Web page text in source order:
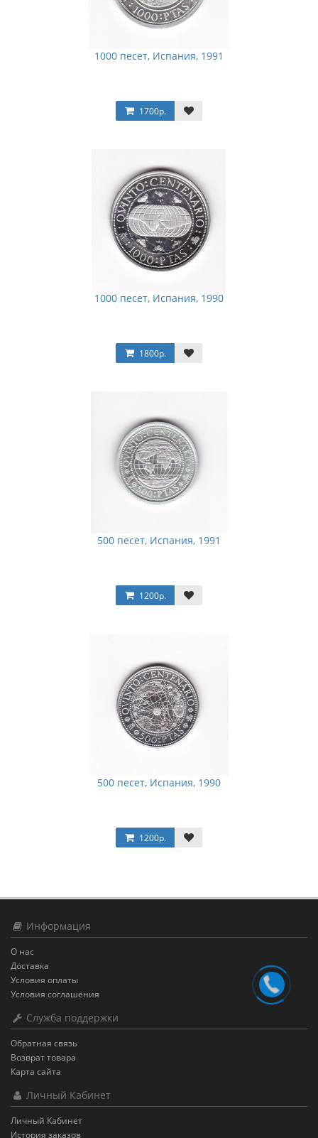
1000 песет, Испания, 1991
1700р.
1000 песет, Испания, 1990
1800р.
500 песет, Испания, 1991
1200р.
500 песет, Испания, 1990
1200р.
Информация
О нас
Доставка
Условия оплаты
Условия соглашения
Служба поддержки
Обратная связь
Возврат товара
Карта сайта
Личный Кабинет
Личный Кабинет
История заказов